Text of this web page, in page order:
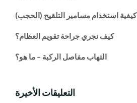
كيفية استخدام مسامير التلقيح (الحجب)
كيف نجري جراحة تقويم العظام؟
التهاب مفاصل الركبة – ما هو؟
التعليقات الأخيرة